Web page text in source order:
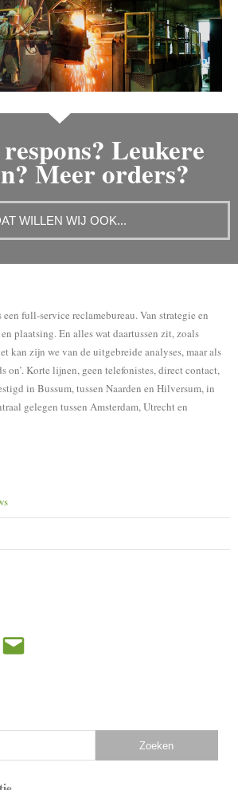
Leukere
Meer orders?
WILLEN WIJ OOK...
full-service reclamebureau. Van strategie en
plaatsing. En alles wat daartussen zit, zoals
kan zijn we van de uitgebreide analyses, maar als
on’. Korte lijnen, geen telefonistes, direct contact,
in Bussum, tussen Naarden en Hilversum, in
gelegen tussen Amsterdam, Utrecht en
E-
mail